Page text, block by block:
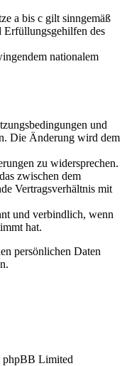
a bis c gilt sinngemäß
Erfüllungsgehilfen des
nationalem
und
Die Änderung wird dem
zu widersprechen.
zwischen dem
Vertragsverhältnis mit
und verbindlich, wenn
hat.
persönlichen Daten
Limited